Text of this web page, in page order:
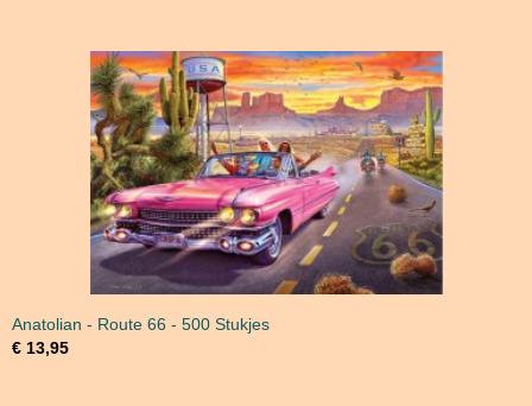
Anatolian - Route 66 - 500 Stukjes
€ 13,95